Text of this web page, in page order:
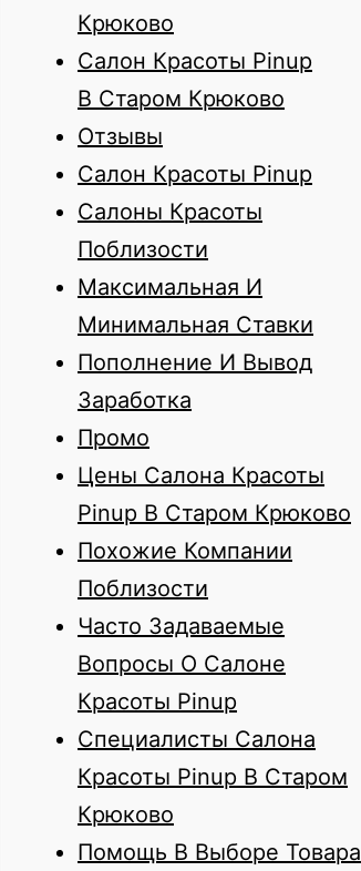
Крюково
Салон Красоты Pinup
В Старом Крюково
Отзывы
Салон Красоты Pinup
Салоны Красоты
Поблизости
Максимальная И
Минимальная Ставки
Пополнение И Вывод
Заработка
Промо
Цены Салона Красоты
Pinup В Старом Крюково
Похожие Компании
Поблизости
Часто Задаваемые
Вопросы О Салоне
Красоты Pinup
Специалисты Салона
Красоты Pinup В Старом
Крюково
Помощь В Выборе Товара